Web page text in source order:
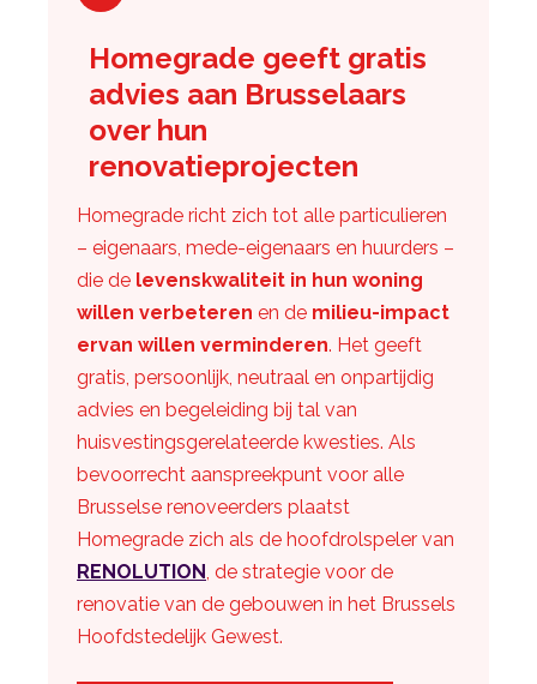
Homegrade geeft gratis
advies aan Brusselaars
over hun
renovatieprojecten
Homegrade richt zich tot alle particulieren
– eigenaars, mede-eigenaars en huurders –
die de levenskwaliteit in hun woning
willen verbeteren en de milieu-impact
ervan willen verminderen. Het geeft
gratis, persoonlijk, neutraal en onpartijdig
advies en begeleiding bij tal van
huisvestingsgerelateerde kwesties. Als
bevoorrecht aanspreekpunt voor alle
Brusselse renoveerders plaatst
Homegrade zich als de hoofdrolspeler van
RENOLUTION, de strategie voor de
renovatie van de gebouwen in het Brussels
Hoofdstedelijk Gewest.